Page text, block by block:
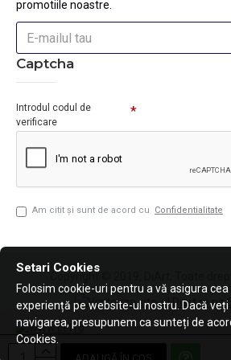
ADAUGĂ ÎN COŞ
promotiile noastre.
Captcha
Introdul codul de
verificare
Am citit şi sunt de acord cu Confidentialitate
Copyright © 2019, DiArt, Toate
Setari Cookies
Folosim cookie-uri pentru a vă asigura
experiență pe website-ul nostru. Dacă
navigarea, presupunem ca sunteți de
Cookies.